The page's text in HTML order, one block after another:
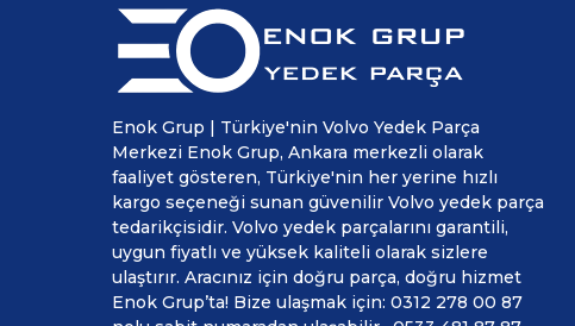
Enok Grup | Türkiye'nin Volvo Yedek Parça
Merkezi Enok Grup, Ankara merkezli olarak
faaliyet gösteren, Türkiye'nin her yerine hızlı
kargo seçeneği sunan güvenilir Volvo yedek parça
tedarikçisidir. Volvo yedek parçalarını garantili,
uygun fiyatlı ve yüksek kaliteli olarak sizlere
ulaştırır. Aracınız için doğru parça, doğru hizmet
Enok Grup’ta! Bize ulaşmak için: 0312 278 00 87